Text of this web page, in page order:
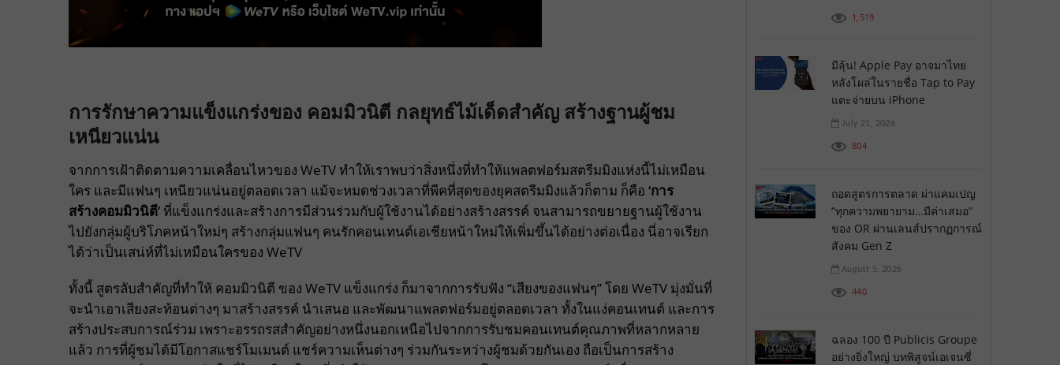
การรักษาความแข็งแกร่งของ คอมมิวนิตี กลยุทธ์ไม้เด็ดสำคัญ สร้างฐานผู้ชม
เหนียวแน่น
จากการเฝ้าติดตามความเคลื่อนไหวของ WeTV ทำให้เราพบว่าสิ่งหนึ่งที่ทำให้แพลตฟอร์มสตรีมมิงแห่งนี้ไม่เหมือน
ใคร และมีแฟนๆ เหนียวแน่นอยู่ตลอดเวลา แม้จะหมดช่วงเวลาที่พีคที่สุดของยุคสตรีมมิงแล้วก็ตาม ก็คือ ‘การ
สร้างคอมมิวนิตี’ที่แข็งแกร่งและสร้างการมีส่วนร่วมกับผู้ใช้งานได้อย่างสร้างสรรค์ จนสามารถขยายฐานผู้ใช้งาน
ไปยังกลุ่มผู้บริโภคหน้าใหม่ๆ สร้างกลุ่มแฟนๆ คนรักคอนเทนต์เอเชียหน้าใหม่ให้เพิ่มขึ้นได้อย่างต่อเนื่อง นี่อาจเรียก
ได้ว่าเป็นเสน่ห์ที่ไม่เหมือนใครของ WeTV
ทั้งนี้ สูตรลับสำคัญที่ทำให้ คอมมิวนิตี ของ WeTV แข็งแกร่ง ก็มาจากการรับฟัง “เสียงของแฟนๆ” โดย WeTV มุ่งมั่นที่
จะนำเอาเสียงสะท้อนต่างๆ มาสร้างสรรค์ นำเสนอ และพัฒนาแพลตฟอร์มอยู่ตลอดเวลา ทั้งในแง่คอนเทนต์ และการ
สร้างประสบการณ์ร่วม เพราะอรรถรสสำคัญอย่างหนึ่งนอกเหนือไปจากการรับชมคอนเทนต์คุณภาพที่หลากหลาย
แล้ว การที่ผู้ชมได้มีโอกาสแชร์โมเมนต์ แชร์ความเห็นต่างๆ ร่วมกันระหว่างผู้ชมด้วยกันเอง ถือเป็นการสร้าง
1,519
มีลุ้น! Apple Pay อาจมาไทย
หลังโผล่ในรายชื่อ Tap to Pay
แตะจ่ายบน iPhone
July 21, 2026
804
ถอดสูตรการตลาด ผ่าแคมเปญ
“ทุกความพยายาม…มีค่าเสมอ”
ของ OR ผ่านเลนส์ปรากฏการณ์
สังคม Gen Z
August 5, 2026
440
ฉลอง 100 ปี Publicis Groupe
อย่างยิ่งใหญ่ บทพิสูจน์เอเจนซี่